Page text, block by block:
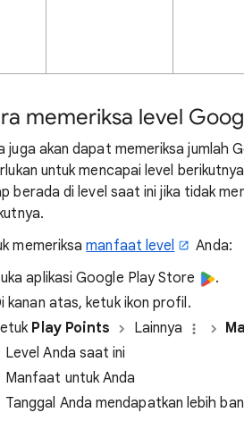
memeriksa level
juga akan dapat memeriksa jumlah
untuk mencapai level
berada di level saat ini jika tidak
memeriksamanfaat level
Anda:
aplikasi Google Play Store
.
kanan atas, ketuk ikon profil.
Play Points Lainnya
Level Anda saat ini
Manfaat untuk Anda
Tanggal Anda mendapatkan lebih